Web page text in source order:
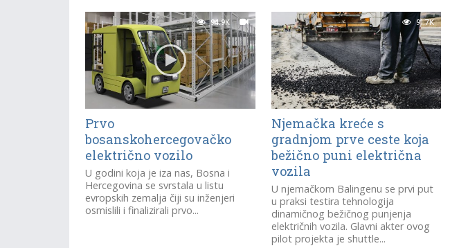
94.9K
Prvo
bosanskohercegovačko
električno vozilo
U godini koja je iza nas, Bosna i
Hercegovina se svrstala u listu
evropskih zemalja čiji su inženjeri
osmislili i finalizirali prvo...
91.7K
Njemačka kreće s
gradnjom prve ceste koja
bežično puni električna
vozila
U njemačkom Balingenu se prvi put
u praksi testira tehnologija
dinamičnog bežičnog punjenja
električnih vozila. Glavni akter ovog
pilot projekta je shuttle...